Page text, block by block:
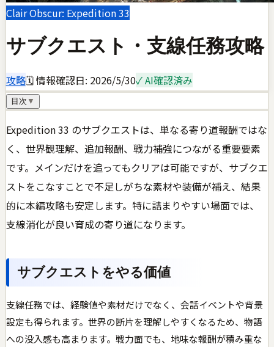
Clair Obscur: Expedition 33
サブクエスト・支線任務攻略
攻略🗓 情報確認日: 2026/5/30✓ AI確認済み
目次 ▼
Expedition 33 のサブクエストは、単なる寄り道報酬ではな
く、世界観理解、追加報酬、戦力補強につながる重要要素
です。メインだけを追ってもクリアは可能ですが、サブクエ
ストをこなすことで不足しがちな素材や装備が補え、結果
的に本編攻略も安定します。特に詰まりやすい場面では、
支線消化が良い育成の寄り道になります。
サブクエストをやる価値
支線任務では、経験値や素材だけでなく、会話イベントや背景
設定も得られます。世界の断片を理解しやすくなるため、物語
への没入感も高まります。戦力面でも、地味な報酬が積み重な